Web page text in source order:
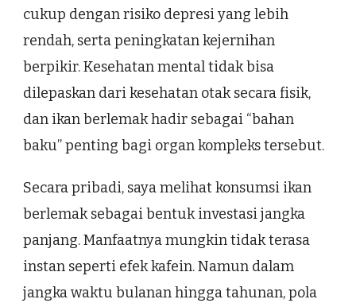
cukup dengan risiko depresi yang lebih
rendah, serta peningkatan kejernihan
berpikir. Kesehatan mental tidak bisa
dilepaskan dari kesehatan otak secara fisik,
dan ikan berlemak hadir sebagai “bahan
baku” penting bagi organ kompleks tersebut.
Secara pribadi, saya melihat konsumsi ikan
berlemak sebagai bentuk investasi jangka
panjang. Manfaatnya mungkin tidak terasa
instan seperti efek kafein. Namun dalam
jangka waktu bulanan hingga tahunan, pola